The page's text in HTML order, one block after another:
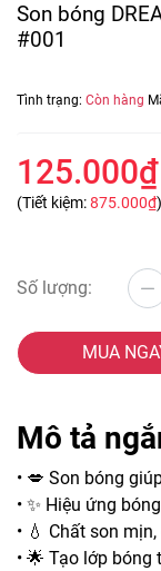
Son bóng
#001
Tình trạng: Còn hàng
125.000₫
(Tiết kiệm:875.000₫)
Số lượng:
MUA
Mô tả
• 💋 Son bóng
• ✨ Hiệu ứng
• 💧 Chất son
• 🌟 Tạo lớp